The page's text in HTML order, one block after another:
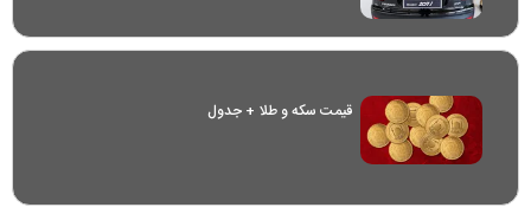
قیمت سکه و طلا + جدول